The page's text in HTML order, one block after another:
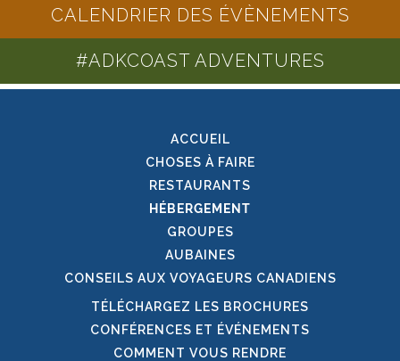
CALENDRIER DES ÉVÈNEMENTS
#ADKCOAST ADVENTURES
ACCUEIL
CHOSES À FAIRE
RESTAURANTS
HÉBERGEMENT
GROUPES
AUBAINES
CONSEILS AUX VOYAGEURS CANADIENS
TÉLÉCHARGEZ LES BROCHURES
CONFÉRENCES ET ÉVÉNEMENTS
COMMENT VOUS RENDRE